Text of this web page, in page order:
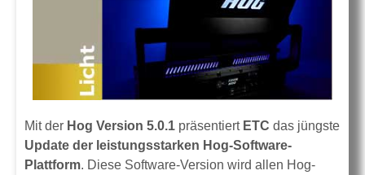
Mit der Hog Version 5.0.1 präsentiert ETC das jüngste
Update der leistungsstarken Hog-Software-
Plattform. Diese Software-Version wird allen Hog-